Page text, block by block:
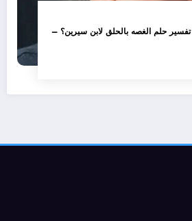
حلم الغصه بالحلق لابن سيرين؟ –